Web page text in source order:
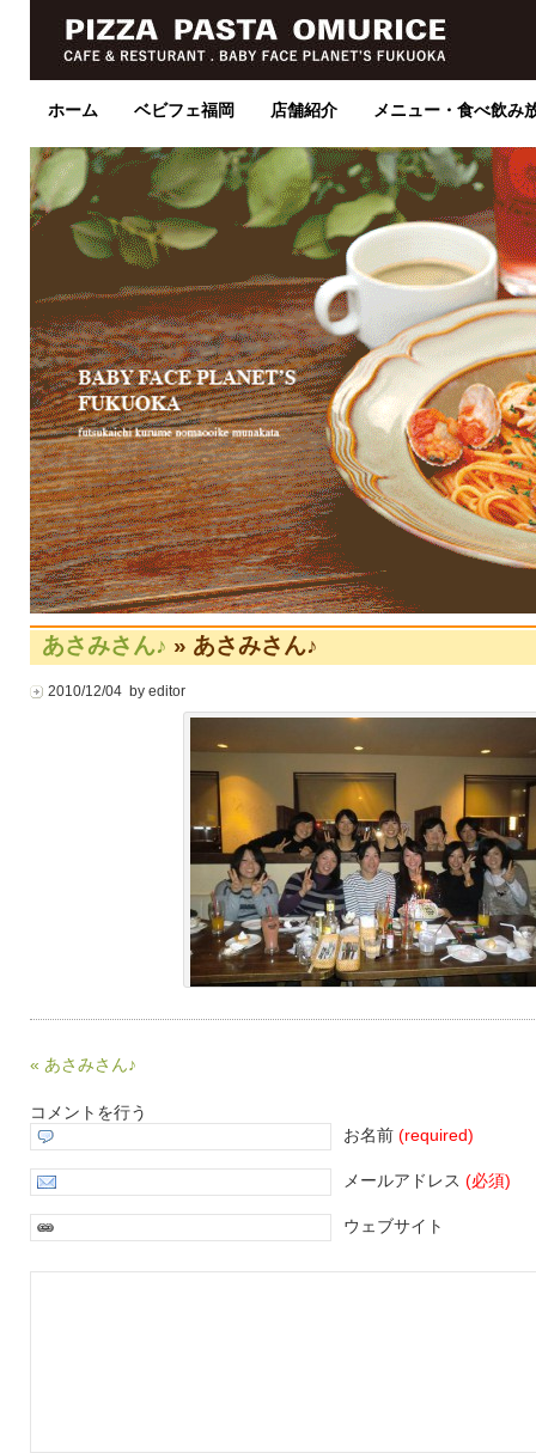
ホーム ベビフェ福岡 店舗紹介 メニュー・食べ飲み
あさみさん♪ » あさみさん♪
2010/12/04 by editor
« あさみさん♪
コメントを行う
お名前 (required)
メールアドレス (必須)
ウェブサイト